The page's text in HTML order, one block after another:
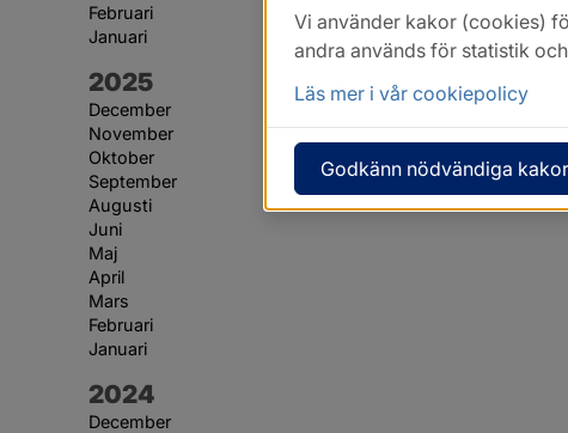
Februari
Januari
År:
2025
December
November
Oktober
September
Augusti
Juni
Maj
April
Mars
Februari
Januari
År:
2024
December
Vi använder kakor (cookies)
andra används för statistik
Läs mer i vår cookiepolicy
Godkänn nödvändiga kakor